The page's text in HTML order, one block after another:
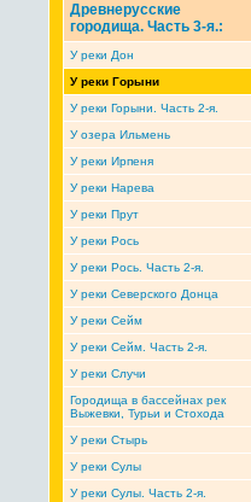
Древнерусские
городища. Часть 3-я.:
У реки Дон
У реки Горыни
У реки Горыни. Часть 2-я.
У озера Ильмень
У реки Ирпеня
У реки Нарева
У реки Прут
У реки Рось
У реки Рось. Часть 2-я.
У реки Северского Донца
У реки Сейм
У реки Сейм. Часть 2-я.
У реки Случи
Городища в бассейнах рек
Выжевки, Турьи и Стохода
У реки Стырь
У реки Сулы
У реки Сулы. Часть 2-я.